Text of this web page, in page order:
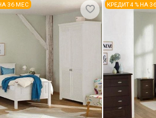
36 МЕС КРЕДИТ 4 % НА